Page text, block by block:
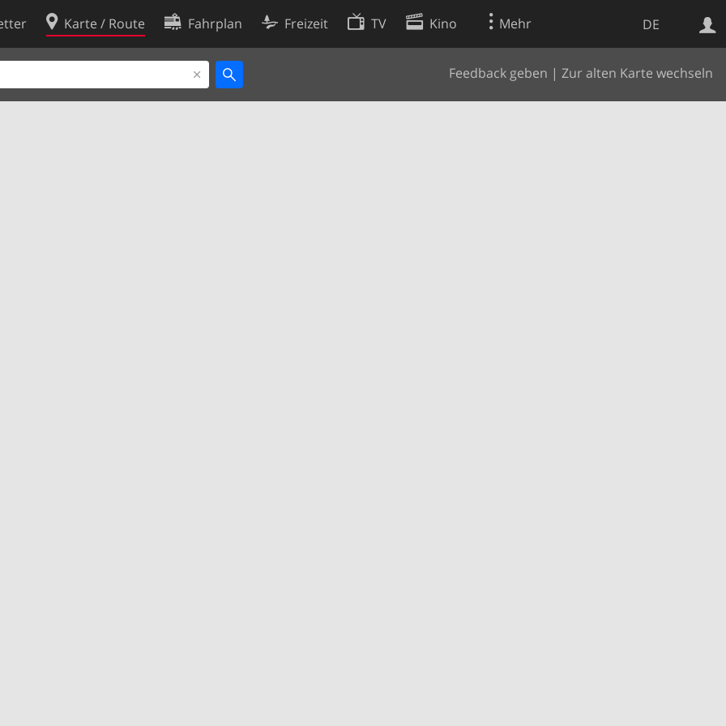
DE
Karte / Route Fahrplan Freizeit TV Kino Mehr
Feedback geben | Zur alten Karte wechseln
Websuche
Cookie-Richtlinie
Cookie-Einstellungen